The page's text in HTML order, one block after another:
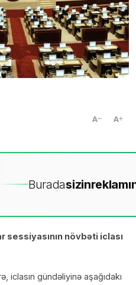
A A
Buradasizin
növbəti iclası
iclasın gündəliyinə aşağıdakı